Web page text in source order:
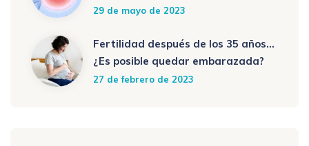
29 de mayo de 2023
Fertilidad después de los 35 años…
¿Es posible quedar embarazada?
27 de febrero de 2023